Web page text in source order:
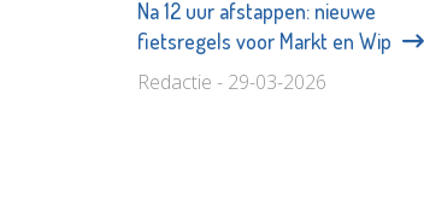
Na 12 uur afstappen: nieuwe
fietsregels voor Markt en Wip
Redactie - 29-03-2026